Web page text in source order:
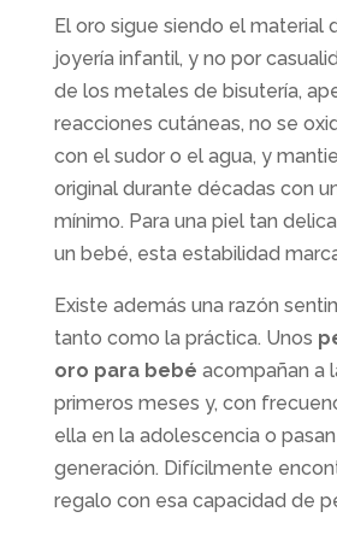
El oro sigue siendo el material
joyería infantil, y no por
de los metales de bisutería,
reacciones cutáneas, no se
con el sudor o el agua, y
original durante décadas con
mínimo. Para una piel tan
un bebé, esta estabilidad
Existe además una razón
tanto como la práctica. Unos
oro para bebé acompañan a
primeros meses y, con
ella en la adolescencia o
generación. Difícilmente
regalo con esa capacidad de